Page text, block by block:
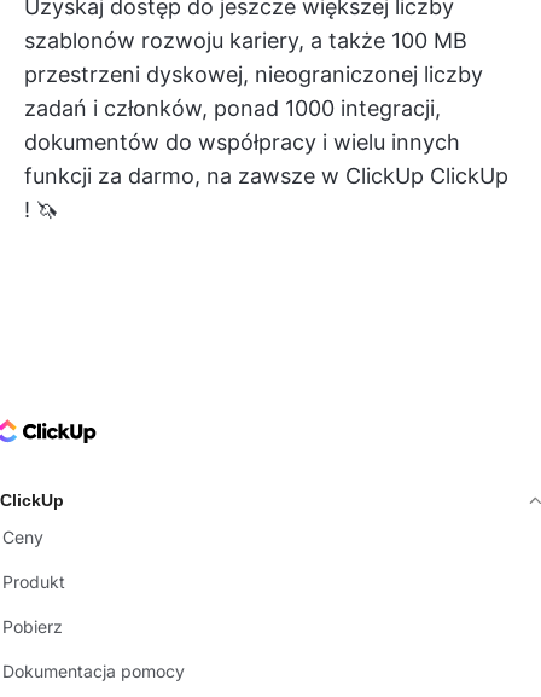
Uzyskaj dostęp do jeszcze większej liczby
szablonów rozwoju kariery, a także 100 MB
przestrzeni dyskowej, nieograniczonej liczby
zadań i członków, ponad 1000 integracji,
dokumentów do współpracy i wielu innych
funkcji za darmo, na zawsze w ClickUp ClickUp
! 🦄
Logo
ClickUp
Ceny
Produkt
Pobierz
Dokumentacja pomocy